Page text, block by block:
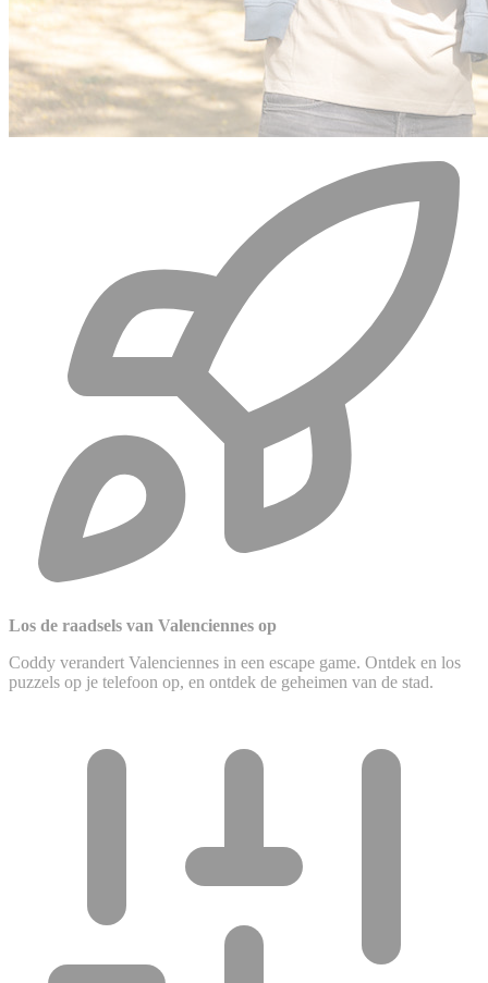
Los de raadsels van Valenciennes op
Coddy verandert Valenciennes in een escape game. Ontdek en los
puzzels op je telefoon op, en ontdek de geheimen van de stad.